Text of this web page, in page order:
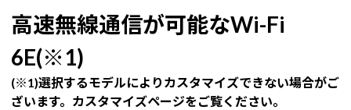
高速無線通信が可能なWi-Fi
6E(※1)
(※1)選択するモデルによりカスタマイズできない場合がご
ざいます。カスタマイズページをご覧ください。